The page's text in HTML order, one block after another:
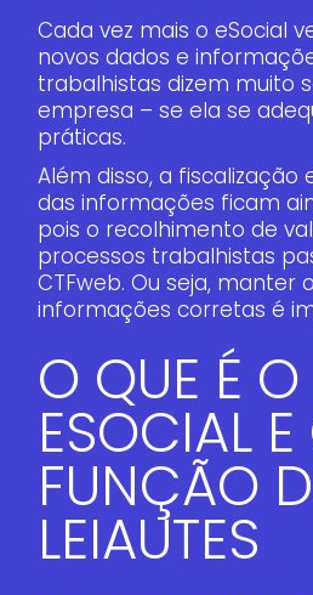
Cada vez mais o eSocial
novos dados e
trabalhistas dizem muito
empresa – se ela se
práticas.
Além disso, a fiscalização
das informações ficam
pois o recolhimento de
processos trabalhistas
CTFweb. Ou seja, manter
informações corretas é
O QUE É O
ESOCIAL
FUNÇÃO
LEIAUTES